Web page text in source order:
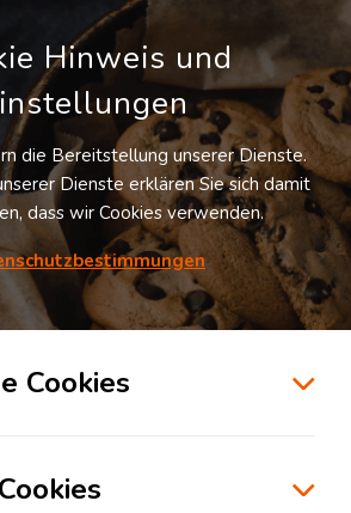
Sie diesen Suchauftrag
und automatisch über neue
informiert werden?
Konsumgüterindustrie in
Hinweis und
die Bereitstellung unserer Dienste.
Dienste erklären Sie sich damit
dass wir Cookies verwenden.
Cookies